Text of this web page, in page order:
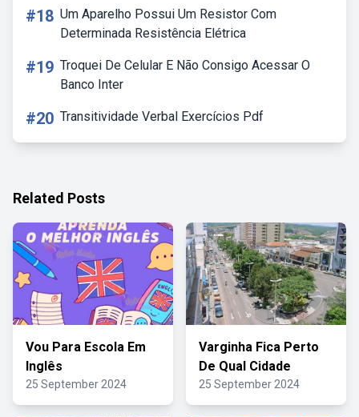
#18 Um Aparelho Possui Um Resistor Com
Determinada Resistência Elétrica
#19 Troquei De Celular E Não Consigo Acessar O
Banco Inter
#20 Transitividade Verbal Exercícios Pdf
Related Posts
Vou Para Escola Em
Inglês
25 September 2024
Varginha Fica Perto
De Qual Cidade
25 September 2024